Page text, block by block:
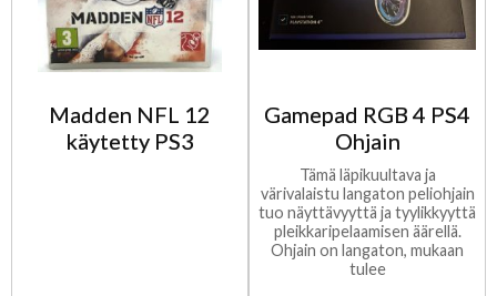
Madden NFL 12
käytetty PS3
Gamepad RGB 4 PS4
Ohjain
Tämä läpikuultava ja
värivalaistu langaton peliohjain
tuo näyttävyyttä ja tyylikkyyttä
pleikkaripelaamisen äärellä.
Ohjain on langaton, mukaan
tulee